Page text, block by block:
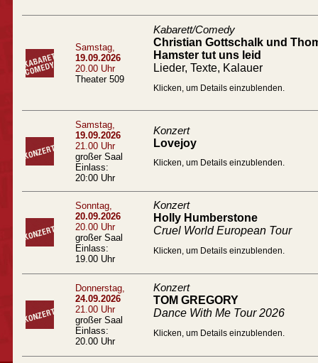
Samstag,
19.09.2026
20.00 Uhr
Theater 509
Kabarett/Comedy
Christian Gottschalk und
Hamster tut uns leid
Lieder, Texte, Kalauer
Klicken, um Details einzublenden.
Samstag,
19.09.2026
21.00 Uhr
großer Saal
Einlass:
20:00 Uhr
Konzert
Lovejoy
Klicken, um Details einzublenden.
Sonntag,
20.09.2026
20.00 Uhr
großer Saal
Einlass:
19.00 Uhr
Konzert
Holly Humberstone
Cruel World European Tour
Klicken, um Details einzublenden.
Donnerstag,
24.09.2026
21.00 Uhr
großer Saal
Einlass:
20.00 Uhr
Konzert
TOM GREGORY
Dance With Me Tour 2026
Klicken, um Details einzublenden.